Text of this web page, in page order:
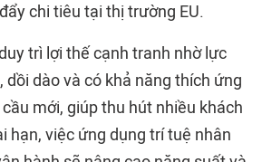
chi tiêu tại thị trường EU.
trì lợi thế cạnh tranh nhờ lực
dồi dào và có khả năng thích ứng
mới, giúp thu hút nhiều khách
hạn, việc ứng dụng trí tuệ nhân